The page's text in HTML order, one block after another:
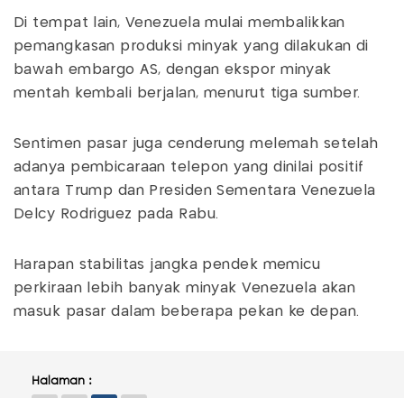
Di tempat lain, Venezuela mulai membalikkan
pemangkasan produksi minyak yang dilakukan di
bawah embargo AS, dengan ekspor minyak
mentah kembali berjalan, menurut tiga sumber.
Sentimen pasar juga cenderung melemah setelah
adanya pembicaraan telepon yang dinilai positif
antara Trump dan Presiden Sementara Venezuela
Delcy Rodriguez pada Rabu.
Harapan stabilitas jangka pendek memicu
perkiraan lebih banyak minyak Venezuela akan
masuk pasar dalam beberapa pekan ke depan.
Halaman :